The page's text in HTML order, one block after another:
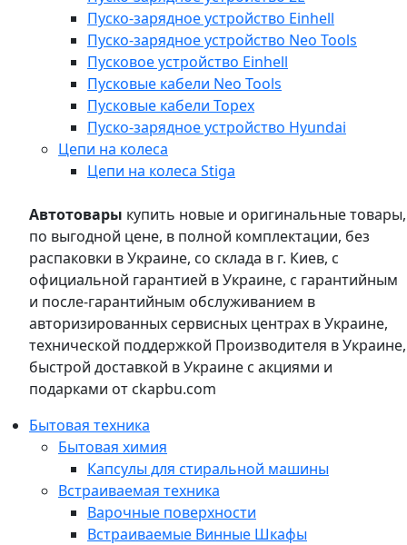
Пуско-зарядное устройство Einhell
Пуско-зарядное устройство Neo Tools
Пусковое устройство Einhell
Пусковые кабели Neo Tools
Пусковые кабели Topex
Пуско-зарядное устройство Hyundai
Цепи на колеса
Цепи на колеса Stiga
Автотовары купить новые и оригинальные товары,
по выгодной цене, в полной комплектации, без
распаковки в Украине, со склада в г. Киев, с
официальной гарантией в Украине, с гарантийным
и после-гарантийным обслуживанием в
авторизированных сервисных центрах в Украине,
технической поддержкой Производителя в Украине,
быстрой доставкой в Украине с акциями и
подарками от ckapbu.com
Бытовая техника
Бытовая химия
Капсулы для стиральной машины
Встраиваемая техника
Варочные поверхности
Встраиваемые Винные Шкафы